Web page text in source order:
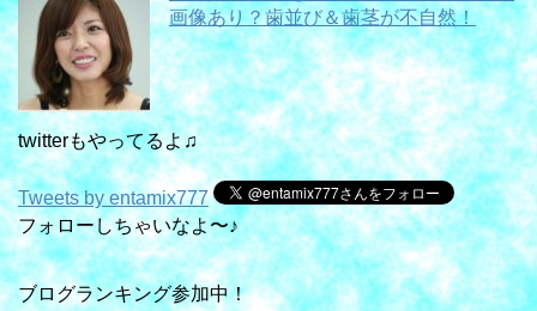
画像あり？歯並び＆歯茎が不自然！
twitterもやってるよ♫
Tweets by entamix777
フォローしちゃいなよ〜♪
ブログランキング参加中！